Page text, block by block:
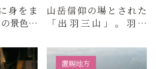
身をま
景色を
な自然
山岳信仰の場とされた
「出羽三山」。羽黒
う3つの山の総称です。
羽黒山は…
置賜地方